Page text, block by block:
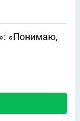
«Понимаю,